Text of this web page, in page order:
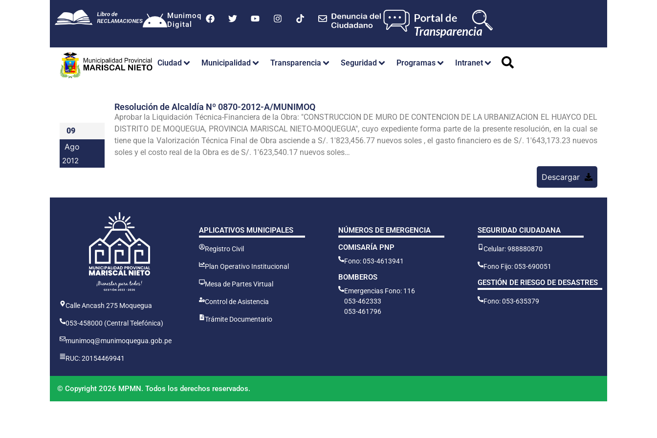
Munimoq
Digital
Ciudad Municipalidad Transparencia Seguridad Programas Intranet
09
Ago
2012
Resolución de Alcaldía Nº 0870-2012-A/MUNIMOQ
Aprobar la Liquidación Técnica-Financiera de la Obra: "CONSTRUCCION DE MURO DE CONTENCION DE LA URBANIZACION EL HUAYCO DEL
DISTRITO DE MOQUEGUA, PROVINCIA MARISCAL NIETO-MOQUEGUA", cuyo expediente forma parte de la presente resolución, en la cual se
tiene que la Valorización Técnica Final de Obra asciende a S/. 1'823,456.77 nuevos soles , el gasto financiero es de S/. 1'643,173.23 nuevos
soles y el costo real de la Obra es de S/. 1'623,540.17 nuevos soles…
Descargar
Calle Ancash 275 Moquegua
053-458000 (Central Telefónica)
munimoq@munimoquegua.gob.pe
RUC: 20154469941
APLICATIVOS MUNICIPALES
Registro Civil
Plan Operativo Institucional
Mesa de Partes Virtual
Control de Asistencia
Trámite Documentario
NÚMEROS DE EMERGENCIA
COMISARÍA PNP
Fono: 053-4613941
BOMBEROS
Emergencias Fono: 116
053-462333
053-461796
SEGURIDAD CIUDADANA
Celular: 988880870
Fono Fijo: 053-690051
GESTIÓN DE RIESGO DE DESASTRES
Fono: 053-635379
© Copyright 2026 MPMN. Todos los derechos reservados.